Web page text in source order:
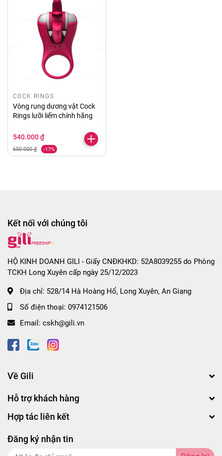
COCK RINGS
Vòng rung dương vật Cock
Rings lưỡi liếm chính hãng
540.000 ₫
650.000 ₫ -17%
Kết nối với chúng tôi
HỘ KINH DOANH GILI - Giấy CNĐKHKD: 52A8039255 do Phòng
TCKH Long Xuyên cấp ngày 25/12/2023
Địa chỉ: 528/14 Hà Hoàng Hổ, Long Xuyên, An Giang
Số điện thoại: 0974121506
Email: cskh@gili.vn
Về Gili
Hỗ trợ khách hàng
Hợp tác liên kết
Đăng ký nhận tin